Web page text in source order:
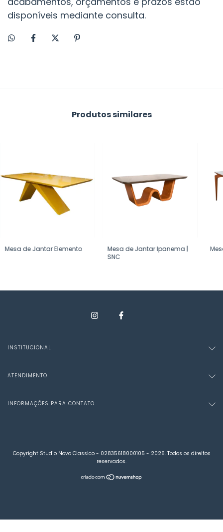
disponíveis mediante consulta.
Produtos similares
Mesa de Jantar Elemento
Mesa de Jantar Ipanema |
SNC
INSTITUCIONAL
ATENDIMENTO
INFORMAÇÕES PARA CONTATO
Copyright Studio Novo Classico - 02835618000105 - 2026. Todos os direitos
reservados.